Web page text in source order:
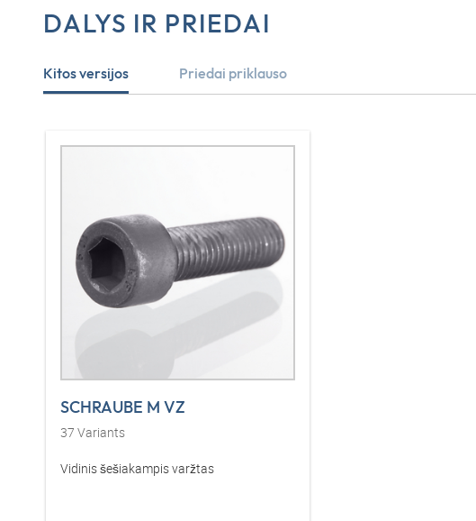
DALYS IR PRIEDAI
Kitos versijos
SCHRAUBE M VZ
37 Variants
Vidinis šešiakampis varžtas
Priedai priklauso